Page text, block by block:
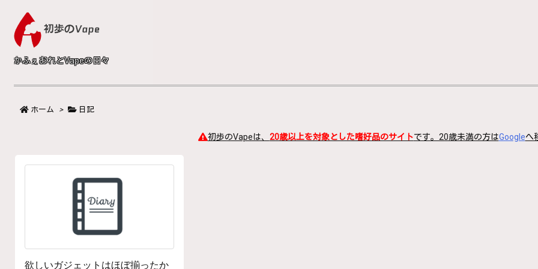
かふぇおれとVapeの日々
ホーム > 日記
初歩のVapeは、 20歳以上を対象とした嗜好品のサイトです。20歳未満の方はGoogleへ
欲しいガジェットはほぼ揃ったか